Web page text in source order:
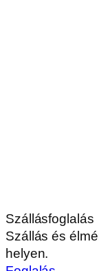
Szállásfoglalás
Szállás és
helyen.